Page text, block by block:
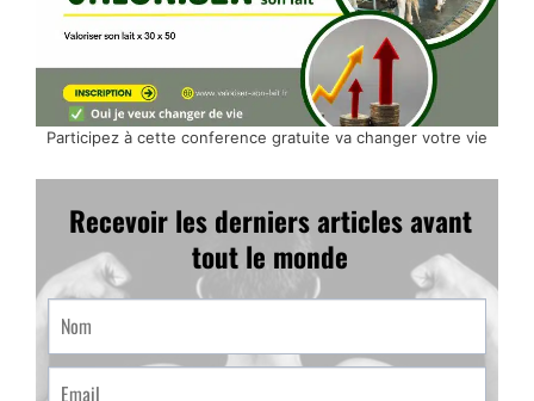
Participez à cette conference gratuite va changer votre vie